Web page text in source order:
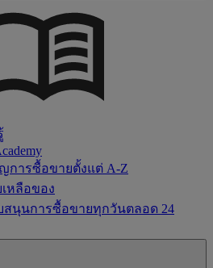
การซื้อขายตั้งแต่ A-Z
หลือของ
นุนการซื้อขายทุกวันตลอด 24